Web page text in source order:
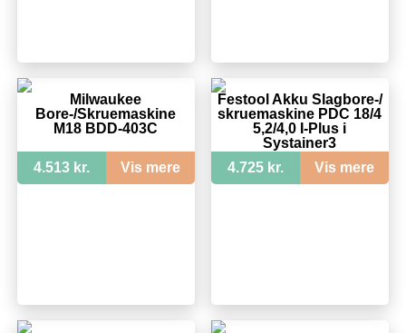
Milwaukee
Bore-/Skruemaskine
M18 BDD-403C
4.513 kr. Vis mere
Festool Akku Slagbore-/
skruemaskine PDC 18/4
5,2/4,0 I-Plus i
Systainer3
4.725 kr.
Vis mere